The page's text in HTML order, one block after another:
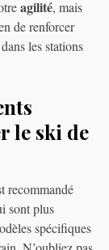
agilité, mais
de renforcer
les stations
le ski de
recommandé
sont plus
spécifiques